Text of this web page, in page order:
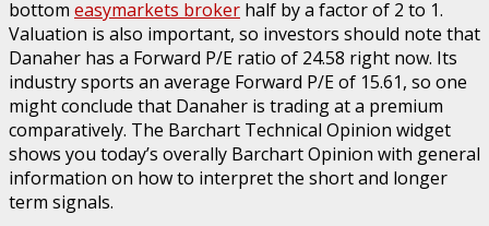
bottom easymarkets broker half by a factor of 2 to 1.
Valuation is also important, so investors should note that
Danaher has a Forward P/E ratio of 24.58 right now. Its
industry sports an average Forward P/E of 15.61, so one
might conclude that Danaher is trading at a premium
comparatively. The Barchart Technical Opinion widget
shows you today’s overally Barchart Opinion with general
information on how to interpret the short and longer
term signals.